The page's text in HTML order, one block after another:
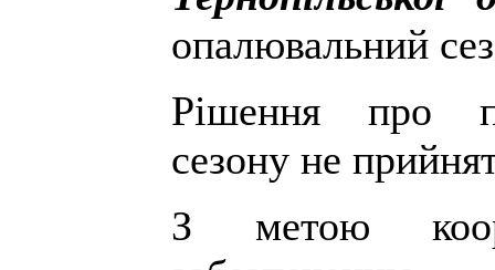
опалювальний
Рішення про
сезону не
З метою